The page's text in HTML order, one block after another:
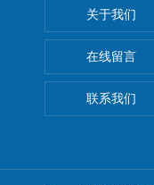
关于我们
在线留言
联系我们